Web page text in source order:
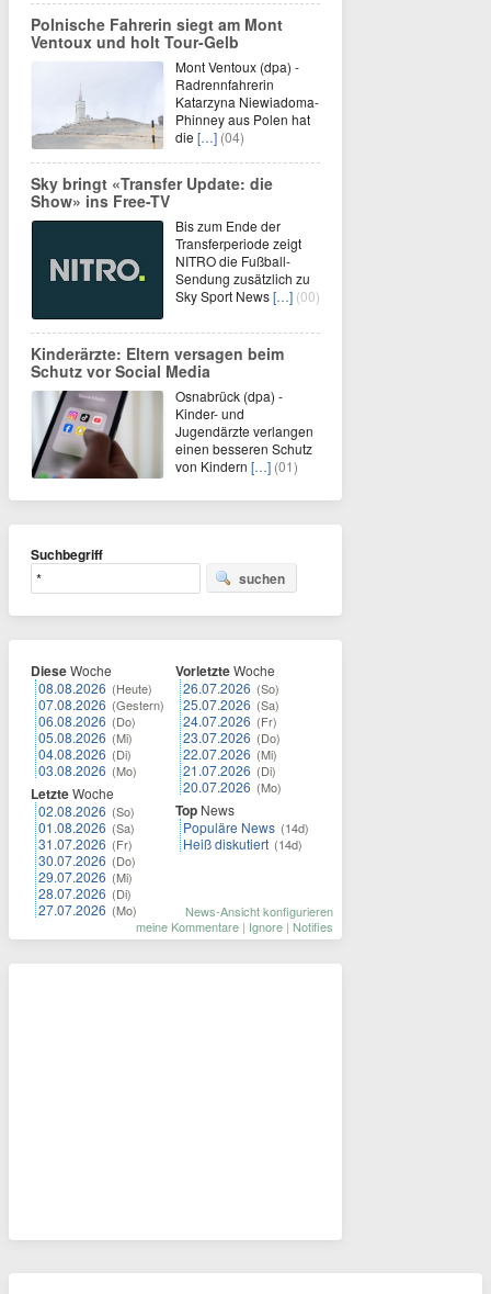
Polnische Fahrerin siegt am Mont
Ventoux und holt Tour-Gelb
Mont Ventoux (dpa) -
Radrennfahrerin
Katarzyna Niewiadoma-
Phinney aus Polen hat
die […] (04)
Sky bringt «Transfer Update: die
Show» ins Free-TV
Bis zum Ende der
Transferperiode zeigt
NITRO die Fußball-
Sendung zusätzlich zu
Sky Sport News[…] (00)
Kinderärzte: Eltern versagen beim
Schutz vor Social Media
Osnabrück (dpa) -
Kinder- und
Jugendärzte verlangen
einen besseren Schutz
von Kindern […] (01)
Suchbegriff
suchen
DieseWoche
08.08.2026 (Heute)
07.08.2026 (Gestern)
06.08.2026 (Do)
05.08.2026 (Mi)
04.08.2026 (Di)
03.08.2026 (Mo)
LetzteWoche
02.08.2026 (So)
01.08.2026 (Sa)
31.07.2026 (Fr)
30.07.2026 (Do)
29.07.2026 (Mi)
28.07.2026 (Di)
27.07.2026 (Mo)
VorletzteWoche
26.07.2026 (So)
25.07.2026 (Sa)
24.07.2026 (Fr)
23.07.2026 (Do)
22.07.2026 (Mi)
21.07.2026 (Di)
20.07.2026 (Mo)
Top News
Populäre News (14d)
Heiß diskutiert (14d)
News-Ansicht konfigurieren
meine Kommentare | Ignore | Notifies